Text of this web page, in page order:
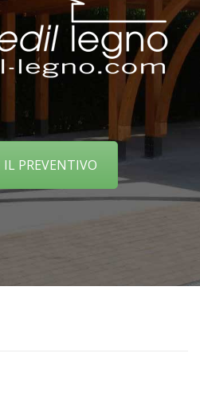
IL PREVENTIVO